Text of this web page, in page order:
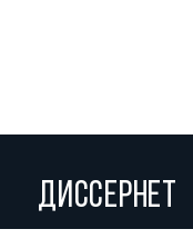
ДИССЕРНЕТ